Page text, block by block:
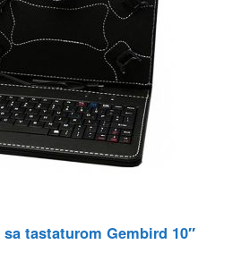
tastaturom Gembird 10″